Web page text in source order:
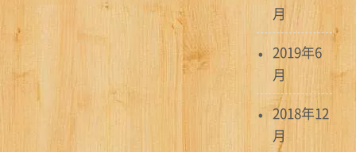
月
2019年6
月
2018年12
月